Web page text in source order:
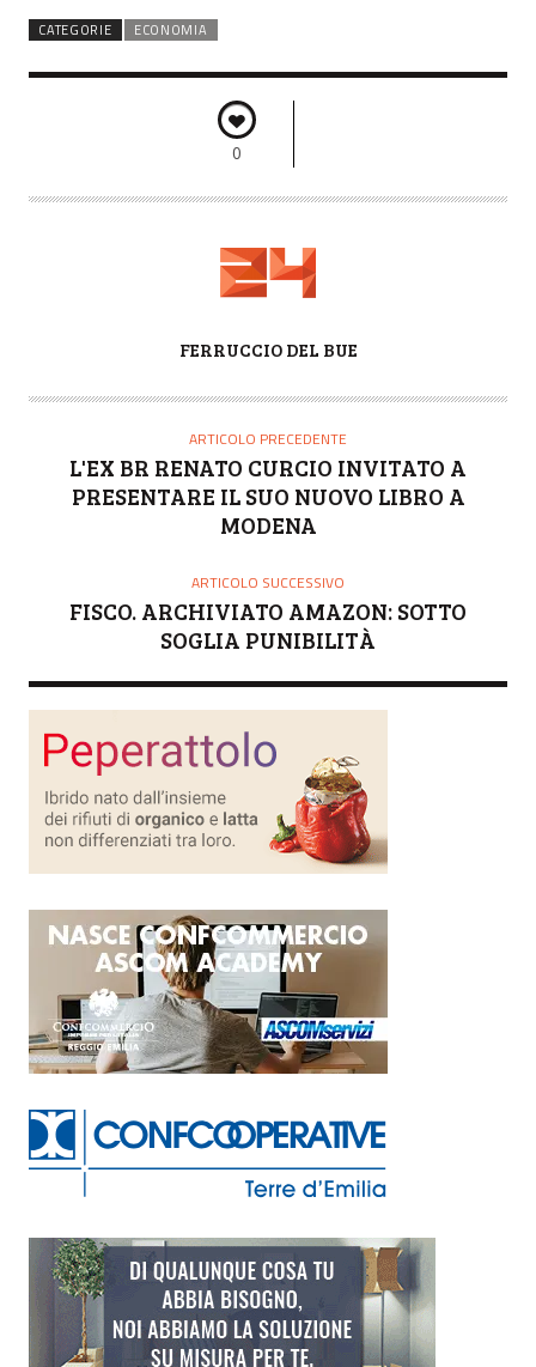
CATEGORIE ECONOMIA
0
T
FERRUCCIO DEL BUE
ARTICOLO PRECEDENTE
L'EX BR RENATO CURCIO INVITATO A
PRESENTARE IL SUO NUOVO LIBRO A
MODENA
ARTICOLO SUCCESSIVO
FISCO. ARCHIVIATO AMAZON: SOTTO
SOGLIA PUNIBILITÀ